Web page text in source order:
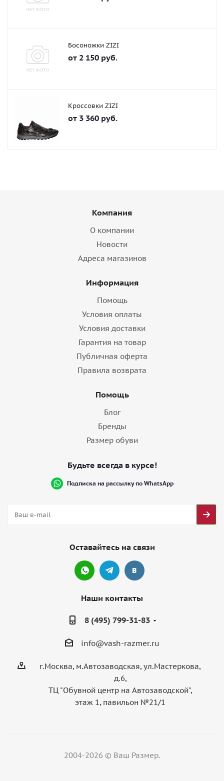
Босоножки ZIZI
от 2 150 руб.
Кроссовки ZIZI
от 3 360 руб.
Компания
О компании
Новости
Адреса магазинов
Информация
Помощь
Условия оплаты
Условия доставки
Гарантия на товар
Публичная оферта
Правила возврата
Помощь
Блог
Бренды
Размер обуви
Будьте всегда в курсе!
Подписка на рассылку по WhatsApp
Оставайтесь на связи
Наши контакты
8 (495) 799-31-83
info@vash-razmer.ru
г.Москва, м.Автозаводская, ул.Мастеркова,
д.6,
ТЦ "Обувной центр на Автозаводской",
этаж 1, павильон №21/1
2004-2026 © Ваш Размер.